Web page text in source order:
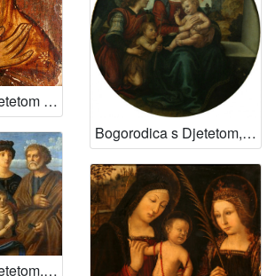
Bogorodica s Djetetom (shema Skopiotisa)
Bogorodica s Djetetom, svetima Ivanom i Petrom te donatorima
Bogorodica s Djetetom, svetim Ivanom i anđelom